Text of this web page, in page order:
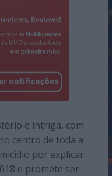
e intriga, com
centro de toda a
por explicar.
e promete ser